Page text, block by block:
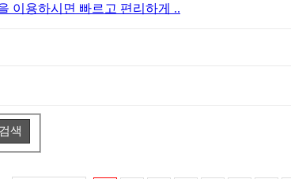
이용하시면 빠르고 편리하게 ..
검색